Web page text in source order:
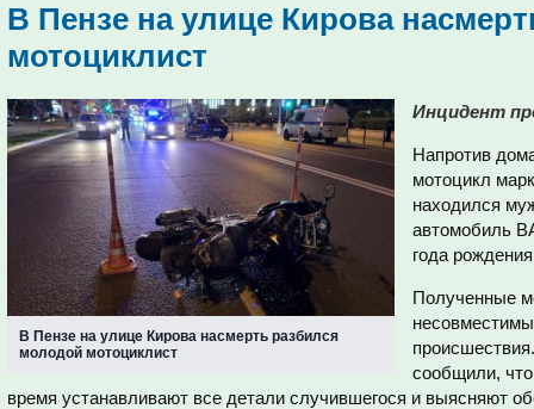
В Пензе на улице Кирова
мотоциклист
В Пензе на улице Кирова насмерть разбился
молодой мотоциклист
Инцидент
Напротив
мотоцикл
находился
автомобиль
года
Полученные
сообщили,
время устанавливают все детали случившегося и выясняют